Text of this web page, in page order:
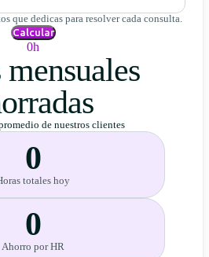
que dedicas para resolver cada consulta.
Calcular
0h
de nuestros clientes
0
totales hoy
0
Ahorro por HR